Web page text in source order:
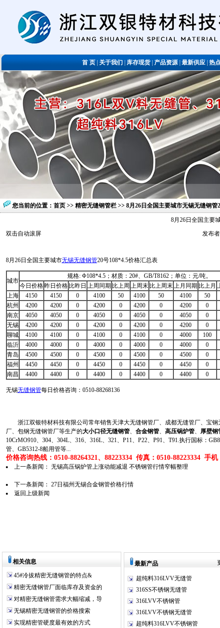
首 页关于我们库存现货|产品资源|最新供应|热
您当前的位置： 首页 >> 精密无缝钢管栏 >> 8月26日全国主要城市无锡无缝钢管
8月26日全国主要
双击自动滚屏
发布
8月26日全国主要城市无锡无缝钢管20号108*4.5价格汇总表
城市
规格: Φ108*4.5；材质：20#、GB/T8162；单位：元/吨。
今日价格昨日价格 比昨日 上周同期 比上周 上周末 比上周末上月同期 比上月
上海
4150 4150 0 4100 50 4100 50 4100 50
杭州
4200 4200 0 4200 0 4200 0 4200 0
南京
4050 4050 0 4050 0 4050 0 4050 0
无锡
4200 4200 0 4200 0 4200 0 4200 0
聊城
4100 4100 0 4100 0 4100 0 4000 100
临沂
4000 4000 0 4000 0 4000 0 4000 0
青岛
4500 4500 0 4500 0 4500 0 4500 0
福州
4450 4450 0 4450 0 4450 0 4450 0
南昌
4400 4400 0 4400 0 4400 0 4400 0
无锡无缝钢管每日价格咨询：0510-88268136
浙江双银特材科技有限公司常年销售天津大无缝钢管厂、成都无缝管厂、宝钢
厂、包钢无缝钢管厂等生产的大小口径无缝钢管、 合金钢管、 高压锅炉管、
厚壁钢
10CrMO910、304、304L、316、316L、321、P11、P22、P91、T91.执行国标：
管、GB5312-8船用管等...
价格咨询热线：0510-88264321、88223334 传真：0510-88223334 手机
上一条新闻： 无锡高压锅炉管上涨动能减退 不锈钢管行情窄幅整理
下一条新闻： 27日福州无锡合金钢管价格行情
返回上级新闻
相关信息
45#冷拔精密无缝钢管的特点&
精密无缝钢管厂面临库存及资金的
对精密无缝钢管需求大幅缩减，导
无锡精密无缝钢管的价格搜索
实现精密管硬度最有效的方式
最新产品
超纯料316LVV无缝管
316SS不锈钢无缝管
316LVV不锈钢管
316LVV不锈钢无缝管
超纯料316LVV不锈钢管